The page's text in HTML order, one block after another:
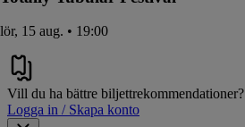
lör, 15 aug. • 19:00
Vill du ha bättre biljettrekommendationer?
Logga in / Skapa konto